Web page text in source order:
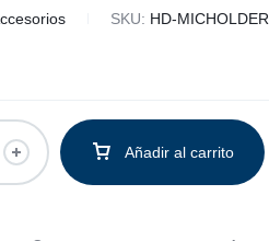
SKU: HD-MICHOLDER
Añadir al carrito